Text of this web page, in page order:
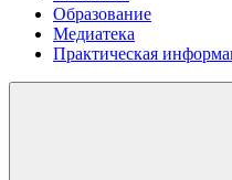
Образование
Медиатека
Практическая